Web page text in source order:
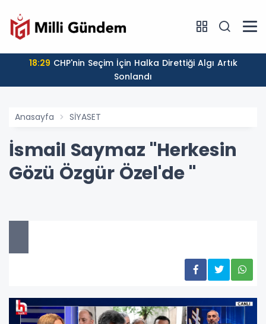
18:29
Sonlandı
Anasayfa SİYASET
İsmail Saymaz "Herkesin
Gözü Özgür Özel'de "